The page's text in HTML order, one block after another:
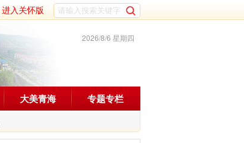
进入关怀版
2026/8/6 星期四
大美青海 专题专栏